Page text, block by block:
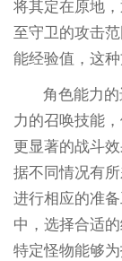
将其定在原地
至守卫的攻击
能经验值，这
角色能力
力的召唤技能
更显著的战斗
据不同情况有
进行相应的准
中，选择合适
特定怪物能够